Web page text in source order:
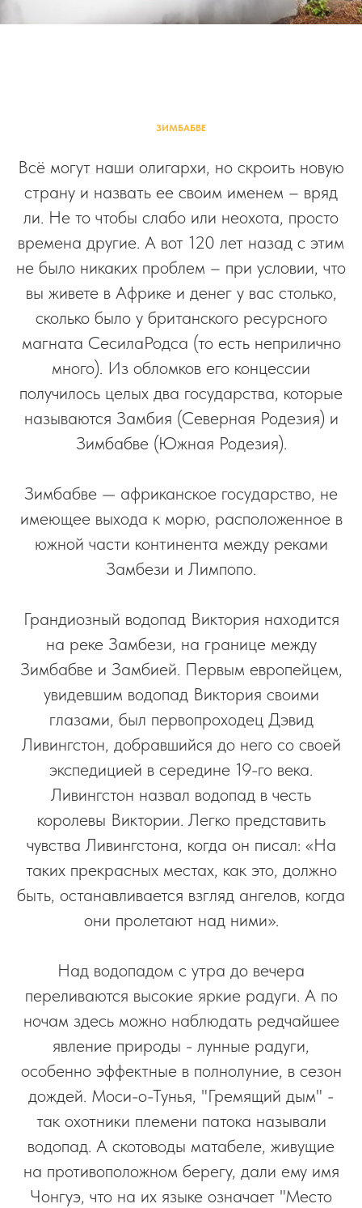
ЗИМБАБВЕ
Всё могут наши олигархи, но скроить новую
страну и назвать ее своим именем – вряд
ли. Не то чтобы слабо или неохота, просто
времена другие. А вот 120 лет назад с этим
не было никаких проблем – при условии, что
вы живете в Африке и денег у вас столько,
сколько было у британского ресурсного
магната СесилаРодса (то есть неприлично
много). Из обломков его концессии
получилось целых два государства, которые
называются Замбия (Северная Родезия) и
Зимбабве (Южная Родезия).
Зимбабве — африканское государство, не
имеющее выхода к морю, расположенное в
южной части континента между реками
Замбези и Лимпопо.
Грандиозный водопад Виктория находится
на реке Замбези, на границе между
Зимбабве и Замбией. Первым европейцем,
увидевшим водопад Виктория своими
глазами, был первопроходец Дэвид
Ливингстон, добравшийся до него со своей
экспедицией в середине 19-го века.
Ливингстон назвал водопад в честь
королевы Виктории. Легко представить
чувства Ливингстона, когда он писал: «На
таких прекрасных местах, как это, должно
быть, останавливается взгляд ангелов, когда
они пролетают над ними».
Над водопадом с утра до вечера
переливаются высокие яркие радуги. А по
ночам здесь можно наблюдать редчайшее
явление природы - лунные радуги,
особенно эффектные в полнолуние, в сезон
дождей. Моси-о-Тунья, "Гремящий дым" -
так охотники племени патока называли
водопад. А скотоводы матабеле, живущие
на противоположном берегу, дали ему имя
Чонгуэ, что на их языке означает "Место